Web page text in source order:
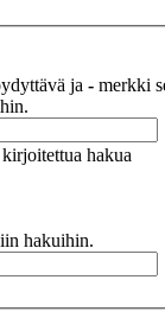
ja - merkki
hakua
hakuihin.